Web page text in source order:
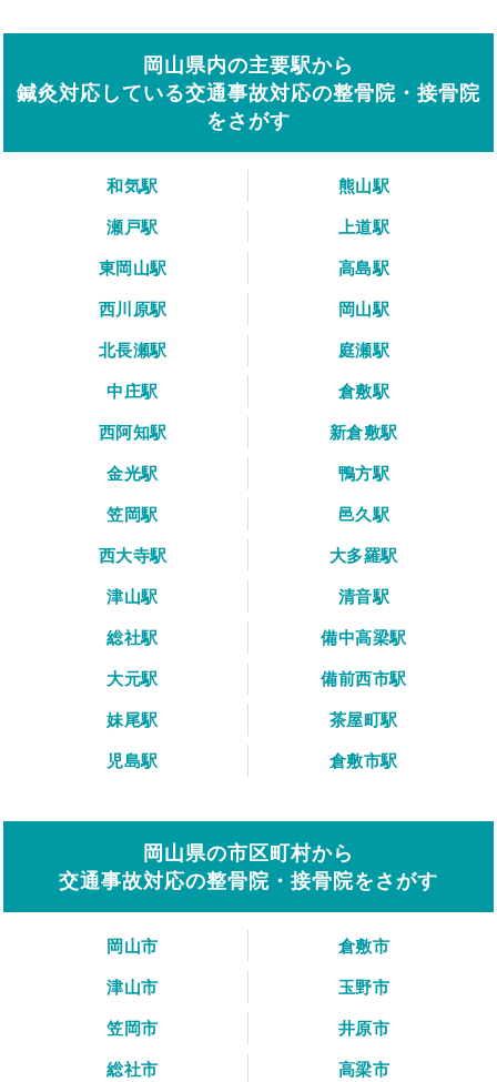
岡山県内の主要駅から
鍼灸対応している交通事故対応の整骨院・接骨院
をさがす
和気駅
熊山駅
瀬戸駅
上道駅
東岡山駅
高島駅
西川原駅
岡山駅
北長瀬駅
庭瀬駅
中庄駅
倉敷駅
西阿知駅
新倉敷駅
金光駅
鴨方駅
笠岡駅
邑久駅
西大寺駅
大多羅駅
津山駅
清音駅
総社駅
備中高梁駅
大元駅
備前西市駅
妹尾駅
茶屋町駅
児島駅
倉敷市駅
岡山県の市区町村から
交通事故対応の整骨院・接骨院をさがす
岡山市
倉敷市
津山市
玉野市
笠岡市
井原市
総社市
高梁市